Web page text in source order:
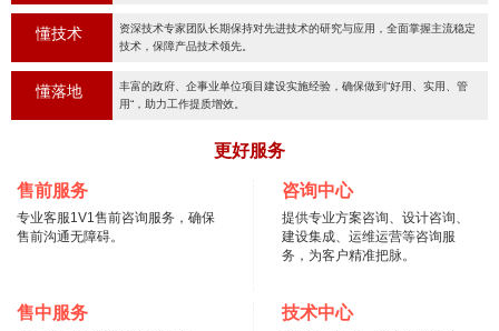
懂技术
资深技术专家团队长期保持对先进技术的研究与应用，全面掌握主流稳定
技术，保障产品技术领先。
懂落地
丰富的政府、企事业单位项目建设实施经验，确保做到“好用、实用、管
用“，助力工作提质增效。
更好服务
售前服务
专业客服1V1售前咨询服务，确保
售前沟通无障碍。
咨询中心
提供专业方案咨询、设计咨询、
建设集成、运维运营等咨询服
务，为客户精准把脉。
售中服务 技术中心